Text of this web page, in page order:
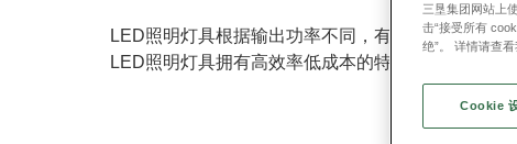
LED照明灯具根据输出功率不同，有些产品需要加
LED照明灯具拥有高效率低成本的特点。
三垦集团网站上
击“接受所有
绝”。 详情请查
Cookie